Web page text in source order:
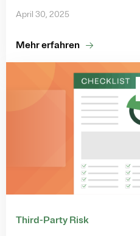
April 30, 2025
Mehr erfahren
Third-Party Risk